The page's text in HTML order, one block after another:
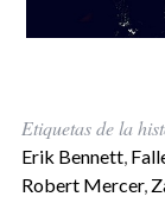
Etiquetas de la
Erik Bennett,
Robert Mercer,